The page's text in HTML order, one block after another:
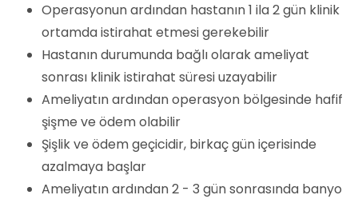
Operasyonun ardından hastanın 1 ila 2 gün klinik
ortamda istirahat etmesi gerekebilir
Hastanın durumunda bağlı olarak ameliyat
sonrası klinik istirahat süresi uzayabilir
Ameliyatın ardından operasyon bölgesinde hafif
şişme ve ödem olabilir
Şişlik ve ödem geçicidir, birkaç gün içerisinde
azalmaya başlar
Ameliyatın ardından 2 - 3 gün sonrasında banyo